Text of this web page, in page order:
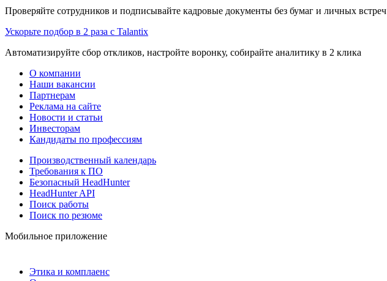
Проверяйте сотрудников и подписывайте кадровые документы без бумаг и личных встреч
Ускорьте подбор в 2 раза с Talantix
Автоматизируйте сбор откликов, настройте воронку, собирайте аналитику в 2 клика
О компании
Наши вакансии
Партнерам
Реклама на сайте
Новости и статьи
Инвесторам
Кандидаты по профессиям
Производственный календарь
Требования к ПО
Безопасный HeadHunter
HeadHunter API
Поиск работы
Поиск по резюме
Мобильное приложение
Этика и комплаенс